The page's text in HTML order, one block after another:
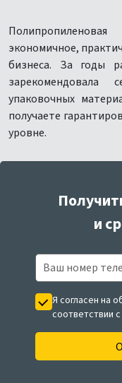
экономичное,
бизнеса. За годы
упаковочных
получаете
уровне.
и
Я согласен на
соответствии с